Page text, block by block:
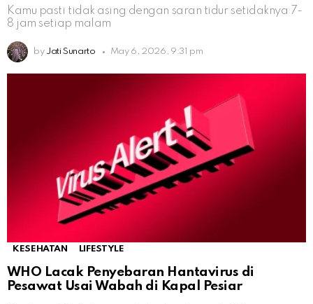
Kamu pasti tidak asing dengan saran tidur setidaknya 7-
8 jam setiap malam
by Jati Sunarto May 6, 2026, 9:31 pm
KESEHATAN LIFESTYLE
WHO Lacak Penyebaran Hantavirus di
Pesawat Usai Wabah di Kapal Pesiar